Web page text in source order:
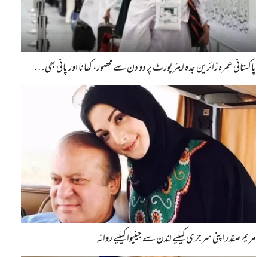
پاکستانی عمرہ زائرین جدہ ایئرپورٹ پر دو دن سے محصور، کھانا اور پانی بھی…
مریم صفدر اپنی سرجری کیلیے لندن سے جینیوا کیلیے روانہ